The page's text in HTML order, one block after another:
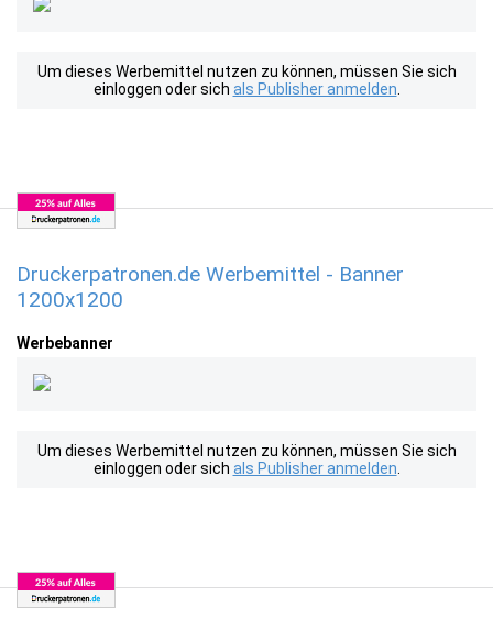
Um dieses Werbemittel nutzen zu können, müssen Sie sich
einloggen oder sich als Publisher anmelden
Druckerpatronen.de Werbemittel - Banner
1200x1200
Werbebanner
Um dieses Werbemittel nutzen zu können, müssen Sie sich
einloggen oder sich als Publisher anmelden